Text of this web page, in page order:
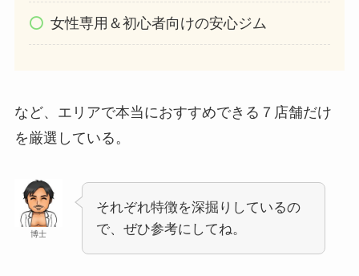
女性専用＆初心者向けの安心ジム
など、エリアで本当におすすめできる７店舗だけ
を厳選している。
博士
それぞれ特徴を深掘りしているの
で、ぜひ参考にしてね。